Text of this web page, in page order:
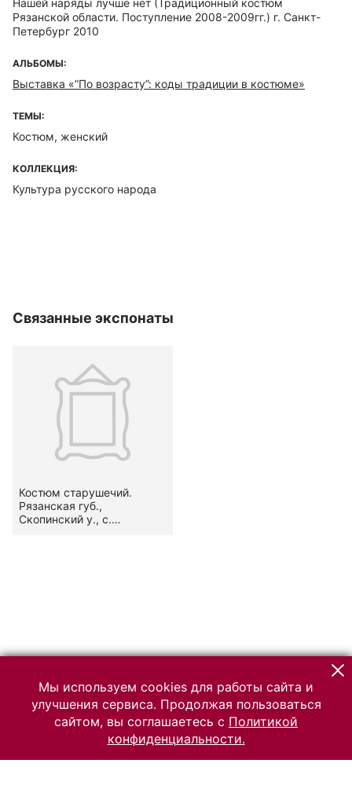
Нашей наряды лучше нет (Традиционный костюм
Рязанской области. Поступление 2008-2009гг.) г. Санкт-
Петербург 2010
АЛЬБОМЫ:
Выставка «”По возрасту”: коды традиции в костюме»
ТЕМЫ:
Костюм, женский
КОЛЛЕКЦИЯ:
Культура русского народа
Связанные экспонаты
Костюм старушечий.
Рязанская губ.,
Скопинский у., с.
Мы используем cookies для работы сайта и
улучшения сервиса. Продолжая пользоваться
сайтом, вы соглашаетесь с Политикой
конфиденциальности.